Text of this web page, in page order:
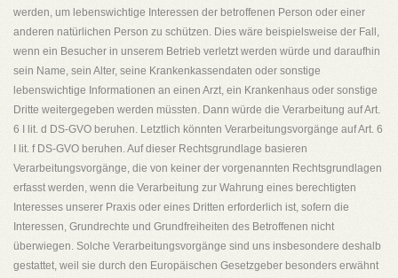
werden, um lebenswichtige Interessen der betroffenen Person oder einer
anderen natürlichen Person zu schützen. Dies wäre beispielsweise der Fall,
wenn ein Besucher in unserem Betrieb verletzt werden würde und daraufhin
sein Name, sein Alter, seine Krankenkassendaten oder sonstige
lebenswichtige Informationen an einen Arzt, ein Krankenhaus oder sonstige
Dritte weitergegeben werden müssten. Dann würde die Verarbeitung auf Art.
6 I lit. d DS-GVO beruhen. Letztlich könnten Verarbeitungsvorgänge auf Art. 6
I lit. f DS-GVO beruhen. Auf dieser Rechtsgrundlage basieren
Verarbeitungsvorgänge, die von keiner der vorgenannten Rechtsgrundlagen
erfasst werden, wenn die Verarbeitung zur Wahrung eines berechtigten
Interesses unserer Praxis oder eines Dritten erforderlich ist, sofern die
Interessen, Grundrechte und Grundfreiheiten des Betroffenen nicht
überwiegen. Solche Verarbeitungsvorgänge sind uns insbesondere deshalb
gestattet, weil sie durch den Europäischen Gesetzgeber besonders erwähnt